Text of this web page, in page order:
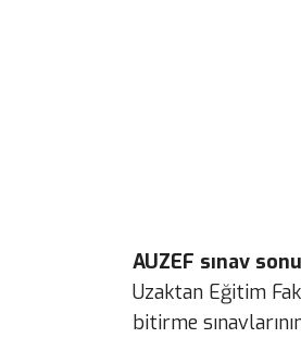
AUZEF sınav
Uzaktan Eğitim
bitirme